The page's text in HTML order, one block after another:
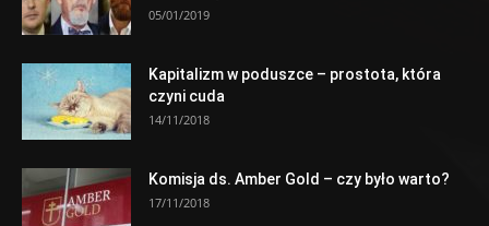
05/01/2019
Kapitalizm w poduszce – prostota, która
czyni cuda
14/11/2018
Komisja ds. Amber Gold – czy było warto?
17/11/2018